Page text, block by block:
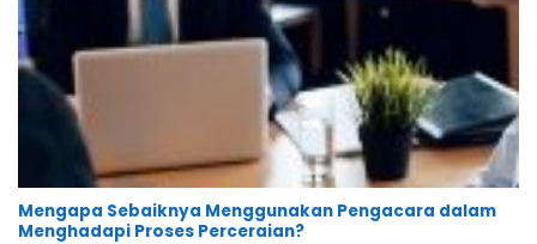
Mengapa Sebaiknya Menggunakan Pengacara dalam
Menghadapi Proses Perceraian?